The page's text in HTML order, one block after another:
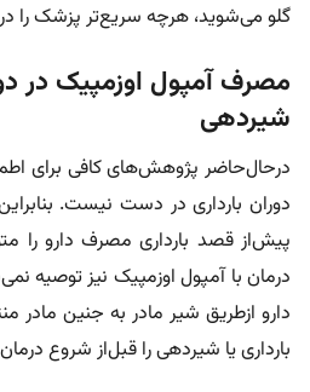
گلو می‌شوید، هرچه سریع‌تر پزشک را
مصرف آمپول اوزمپیک در
شیردهی
در‌حال‌حاضر پژوهش‌های کافی برای
پیش‌از قصد بارداری مصرف دارو را
درمان با آمپول اوزمپیک نیز توصیه
دارو از‌طریق شیر مادر به جنین
بارداری یا شیردهی را قبل‌از شروع